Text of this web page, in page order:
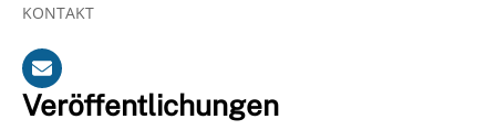
KONTAKT
Veröffentlichungen